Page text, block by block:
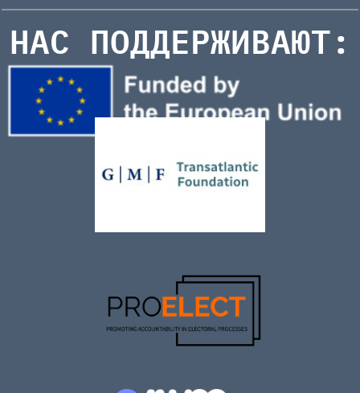
НАС ПОДДЕРЖИВАЮТ: